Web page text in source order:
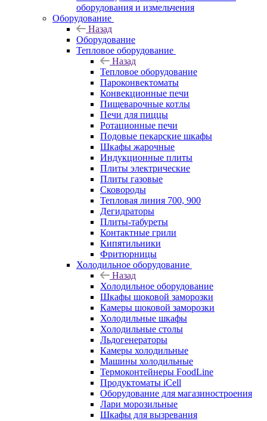
оборудования и измельчения
Оборудование
Назад
Оборудование
Тепловое оборудование
Назад
Тепловое оборудование
Пароконвектоматы
Конвекционные печи
Пищеварочные котлы
Печи для пиццы
Ротационные печи
Подовые пекарские шкафы
Шкафы жарочные
Индукционные плиты
Плиты электрические
Плиты газовые
Сковороды
Тепловая линия 700, 900
Дегидраторы
Плиты-табуреты
Контактные грили
Кипятильники
Фритюрницы
Холодильное оборудование
Назад
Холодильное оборудование
Шкафы шоковой заморозки
Камеры шоковой заморозки
Холодильные шкафы
Холодильные столы
Льдогенераторы
Камеры холодильные
Машины холодильные
Термоконтейнеры FoodLine
Продуктоматы iCell
Оборудование для магазиностроения
Лари морозильные
Шкафы для вызревания